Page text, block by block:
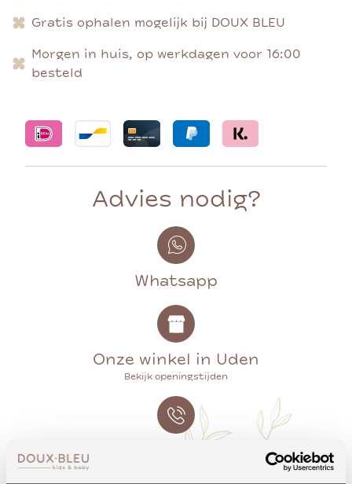
Gratis ophalen mogelijk bij DOUX BLEU
Morgen in huis, op werkdagen voor 16:00
besteld
Advies nodig?
Whatsapp
Onze winkel in Uden
Bekijk openingstijden